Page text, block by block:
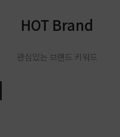
HOT Brand
관심있는 브랜드 키워드